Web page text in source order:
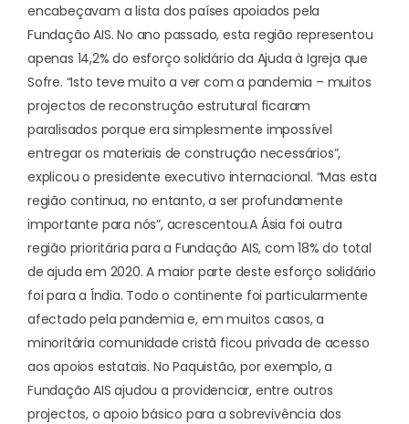
encabeçavam a lista dos países apoiados pela
Fundação AIS. No ano passado, esta região representou
apenas 14,2% do esforço solidário da Ajuda à Igreja que
Sofre. “Isto teve muito a ver com a pandemia – muitos
projectos de reconstrução estrutural ficaram
paralisados porque era simplesmente impossível
entregar os materiais de construção necessários”,
explicou o presidente executivo internacional. “Mas esta
região continua, no entanto, a ser profundamente
importante para nós”, acrescentou.A Ásia foi outra
região prioritária para a Fundação AIS, com 18% do total
de ajuda em 2020. A maior parte deste esforço solidário
foi para a Índia. Todo o continente foi particularmente
afectado pela pandemia e, em muitos casos, a
minoritária comunidade cristã ficou privada de acesso
aos apoios estatais. No Paquistão, por exemplo, a
Fundação AIS ajudou a providenciar, entre outros
projectos, o apoio básico para a sobrevivência dos